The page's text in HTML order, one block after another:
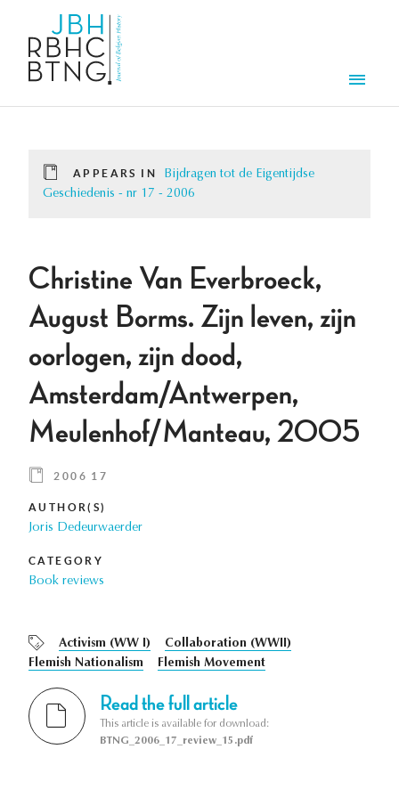
APPEARS IN
Bijdragen tot de Eigentijdse
Geschiedenis - nr 17 - 2006
Christine Van Everbroeck,
August Borms. Zijn leven, zijn
oorlogen, zijn dood,
Amsterdam/Antwerpen,
Meulenhof/Manteau, 2005
2006 17
AUTHOR(S)
Joris Dedeurwaerder
CATEGORY
Book reviews
Activism (WW I)
Collaboration (WWII)
Flemish Nationalism
Flemish Movement
Read the full article
This article is available for download:
BTNG_2006_17_review_15.pdf